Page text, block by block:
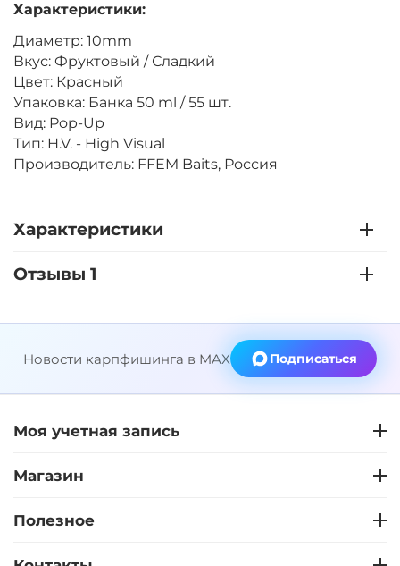
Характеристики:
Диаметр: 10mm
Вкус: Фруктовый / Сладкий
Цвет: Красный
Упаковка: Банка 50 ml / 55 шт.
Вид: Pop-Up
Тип: H.V. - High Visual
Производитель: FFEM Baits, Россия
Характеристики
Отзывы 1
Новости карпфишинга в MAX Подписаться
Моя учетная запись
Магазин
Полезное